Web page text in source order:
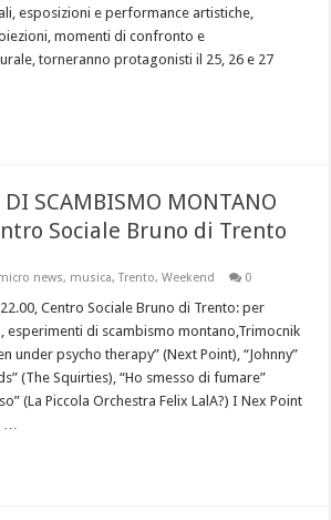
esposizioni e performance artistiche,
momenti di confronto e
torneranno protagonisti il 25, 26 e 27
DI SCAMBISMO MONTANO
Sociale Bruno di Trento
news, musica,Trento,Weekend 0
Centro Sociale Bruno di Trento: per
esperimenti di scambismo montano,Trimocnik
under psycho therapy” (Next Point), “Johnny”
(The Squirties), “Ho smesso di fumare”
(La Piccola Orchestra Felix LalA?) I Nex Point